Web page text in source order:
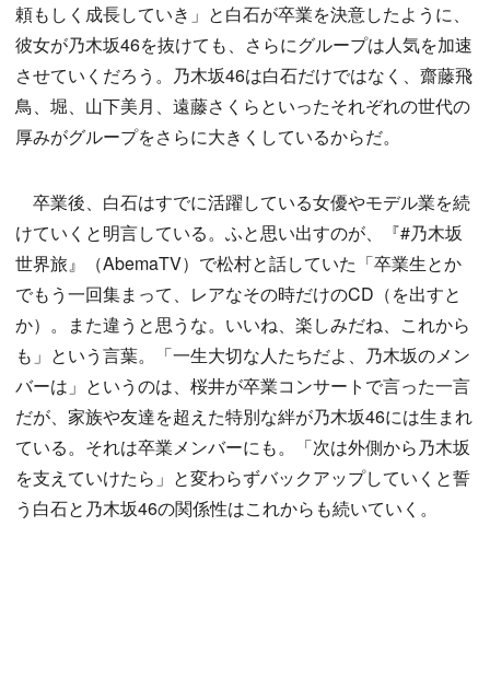
頼もしく成長していき」と白石が卒業を決意したように、
彼女が乃木坂46を抜けても、さらにグループは人気を加速
させていくだろう。乃木坂46は白石だけではなく、齋藤飛
鳥、堀、山下美月、遠藤さくらといったそれぞれの世代の
厚みがグループをさらに大きくしているからだ。
卒業後、白石はすでに活躍している女優やモデル業を続
けていくと明言している。ふと思い出すのが、『#乃木坂
世界旅』（AbemaTV）で松村と話していた「卒業生とか
でもう一回集まって、レアなその時だけのCD（を出すと
か）。また違うと思うな。いいね、楽しみだね、これから
も」という言葉。「一生大切な人たちだよ、乃木坂のメン
バーは」というのは、桜井が卒業コンサートで言った一言
だが、家族や友達を超えた特別な絆が乃木坂46には生まれ
ている。それは卒業メンバーにも。「次は外側から乃木坂
を支えていけたら」と変わらずバックアップしていくと誓
う白石と乃木坂46の関係性はこれからも続いていく。